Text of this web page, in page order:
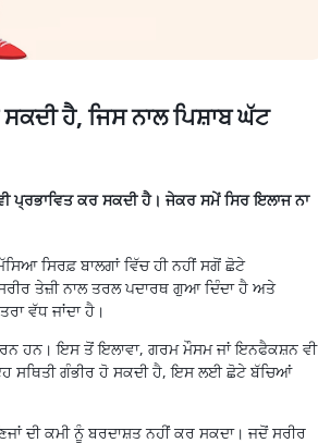
ਹੈ, ਜਿਸ ਨਾਲ ਪਿਸ਼ਾਬ ਘੱਟ
ਪ੍ਰਭਾਵਿਤ ਕਰ ਸਕਦੀ ਹੈ। ਜੇਕਰ ਸਮੇਂ ਸਿਰ ਇਲਾਜ ਨਾ
ਸਿਰਫ਼ ਬਾਲਗਾਂਵਿੱਚ ਹੀ ਨਹੀਂ ਸਗੋਂ ਛੋਟੇ
ਤੇਜ਼ੀ ਨਾਲ ਤਰਲ ਪਦਾਰਥ ਗੁਆ ਦਿੰਦਾ ਹੈ ਅਤੇ
ਵੱਧ ਜਾਂਦਾ ਹੈ।
ਹਨ। ਇਸ ਤੋਂ ਇਲਾਵਾ, ਗਰਮ ਮੌਸਮ ਜਾਂਇਨਫੈਕਸ਼ਨਵੀ
ਸਥਿਤੀ ਗੰਭੀਰ ਹੋ ਸਕਦੀ ਹੈ, ਇਸ ਲਈ ਛੋਟੇ ਬੱਚਿਆਂ
ਦੀ ਕਮੀ ਨੂੰਬਰਦਾਸ਼ਤਨਹੀਂ ਕਰ ਸਕਦਾ। ਜਦੋਂ ਸਰੀਰ